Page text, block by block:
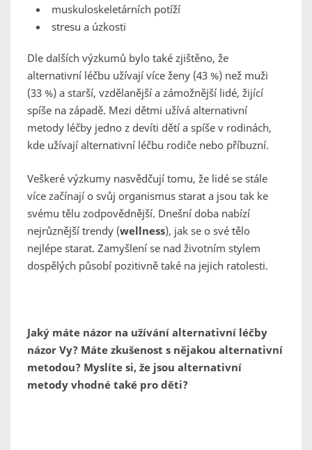
muskuloskeletárních potíží
stresu a úzkosti
Dle dalších výzkumů bylo také zjištěno, že
alternativní léčbu užívají více ženy (43 %) než muži
(33 %) a starší, vzdělanější a zámožnější lidé, žijící
spíše na západě. Mezi dětmi užívá alternativní
metody léčby jedno z devíti dětí a spíše v rodinách,
kde užívají alternativní léčbu rodiče nebo příbuzní.
Veškeré výzkumy nasvědčují tomu, že lidé se stále
více začínají o svůj organismus starat a jsou tak ke
svému tělu zodpovědnější. Dnešní doba nabízí
nejrůznější trendy (wellness), jak se o své tělo
nejlépe starat. Zamyšlení se nad životním stylem
dospělých působí pozitivně také na jejich ratolesti.
Jaký máte názor na užívání alternativní léčby
názor Vy? Máte zkušenost s nějakou alternativní
metodou? Myslíte si, že jsou alternativní
metody vhodné také pro děti?